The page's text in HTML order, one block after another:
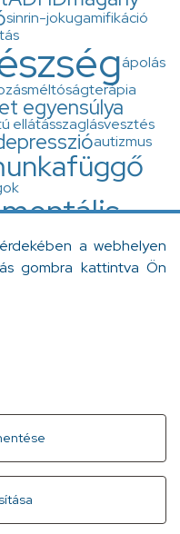
a webhelyen
gombra kattintva Ön
sinrin-jokugamifikáció
ápolás
méltóságterápia
egyensúlya
ellátásszaglásvesztés
autizmus
minőségfejlesztés
Kapcsolat